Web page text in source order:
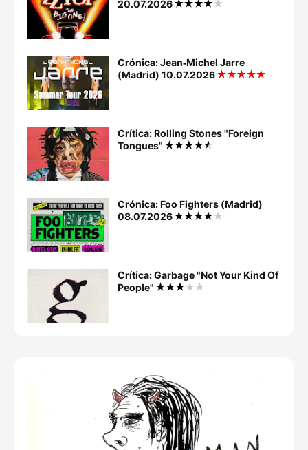
20.07.2026
Crónica: Jean‐Michel Jarre
(Madrid) 10.07.2026
Crítica: Rolling Stones "Foreign
Tongues"
Crónica: Foo Fighters (Madrid)
08.07.2026
Crítica: Garbage "Not Your Kind Of
People"